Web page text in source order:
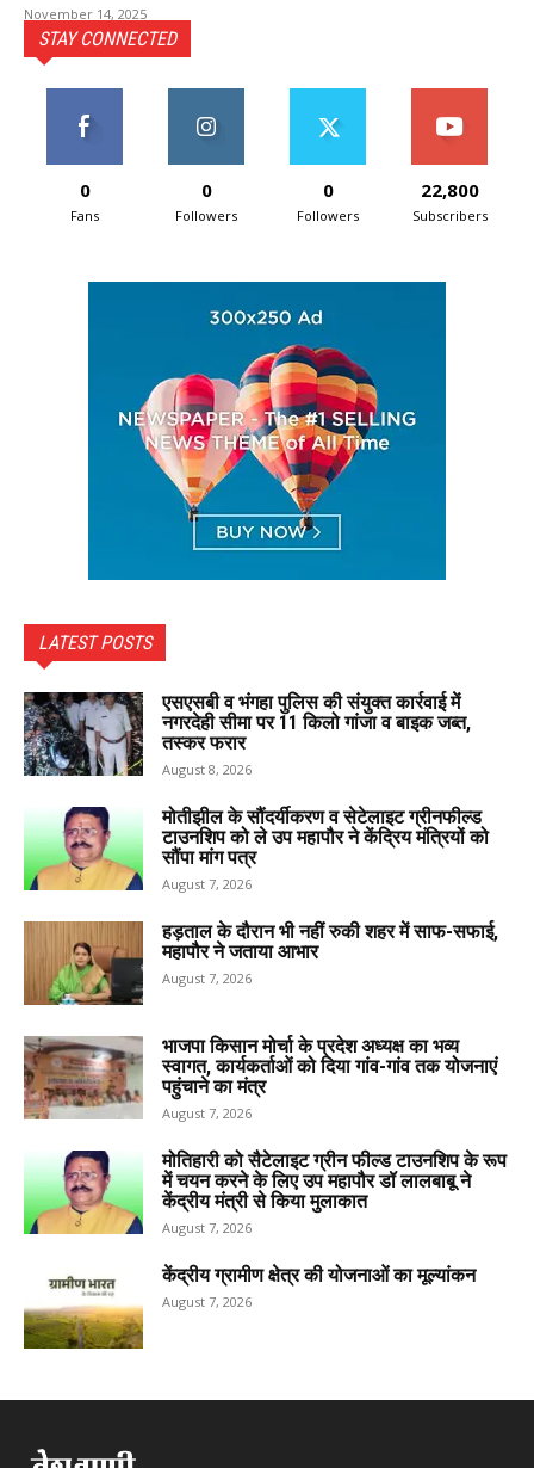
November 14, 2025
STAY CONNECTED
0
Fans
0
Followers
0
Followers
22,800
Subscribers
LATEST POSTS
एसएसबी व भंगहा पुलिस की संयुक्त कार्रवाई में
नगरदेही सीमा पर 11 किलो गांजा व बाइक जब्त,
तस्कर फरार
August 8, 2026
मोतीझील के सौंदर्यीकरण व सेटेलाइट ग्रीनफील्ड
टाउनशिप को ले उप महापौर ने केंद्रिय मंत्रियों को
सौंपा मांग पत्र
August 7, 2026
हड़ताल के दौरान भी नहीं रुकी शहर में साफ-सफाई,
महापौर ने जताया आभार
August 7, 2026
भाजपा किसान मोर्चा के प्रदेश अध्यक्ष का भव्य
स्वागत, कार्यकर्ताओं को दिया गांव-गांव तक योजनाएं
पहुंचाने का मंत्र
August 7, 2026
मोतिहारी को सैटेलाइट ग्रीन फील्ड टाउनशिप के रूप
में चयन करने के लिए उप महापौर डॉ लालबाबू ने
केंद्रीय मंत्री से किया मुलाकात
August 7, 2026
केंद्रीय ग्रामीण क्षेत्र की योजनाओं का मूल्यांकन
August 7, 2026